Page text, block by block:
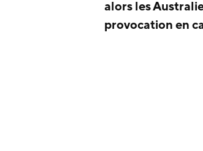
alors les
provocation en